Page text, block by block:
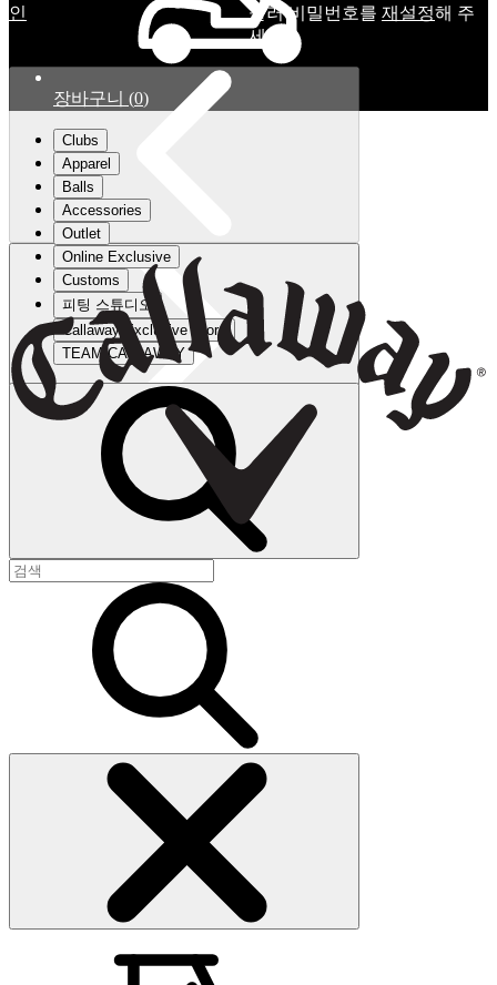
인
눌러 비밀번호를 재설정해 주
세요.
장바구니 (0)
Clubs
Apparel
Balls
Accessories
Outlet
Online Exclusive
Customs
피팅 스튜디오
Callaway Exclusive Store
TEAM CALLAWAY